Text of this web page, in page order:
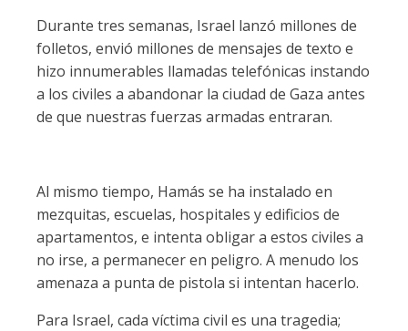
Durante tres semanas, Israel lanzó millones de
folletos, envió millones de mensajes de texto e
hizo innumerables llamadas telefónicas instando
a los civiles a abandonar la ciudad de Gaza antes
de que nuestras fuerzas armadas entraran.
Al mismo tiempo, Hamás se ha instalado en
mezquitas, escuelas, hospitales y edificios de
apartamentos, e intenta obligar a estos civiles a
no irse, a permanecer en peligro. A menudo los
amenaza a punta de pistola si intentan hacerlo.
Para Israel, cada víctima civil es una tragedia;